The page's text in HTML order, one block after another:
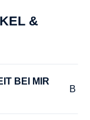
&
BEI MIR